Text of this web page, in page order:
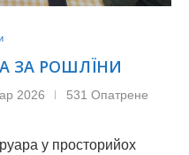
ЗА РОШЛЇНИ
2026 531 Опатрене
у просторийох